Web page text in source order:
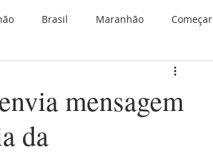
Brasil Maranhão Começar
mensagem
da